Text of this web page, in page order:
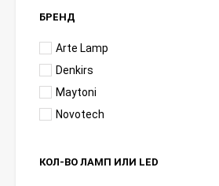
БРЕНД
Arte Lamp
Denkirs
Maytoni
Novotech
КОЛ-ВО ЛАМП ИЛИ LED